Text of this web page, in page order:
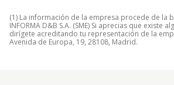
(1) La información de la empresa procede de la
INFORMA D&B S.A. (SME) Si aprecias que existe
dirígete acreditando tu representación de la
Avenida de Europa, 19, 28108, Madrid.